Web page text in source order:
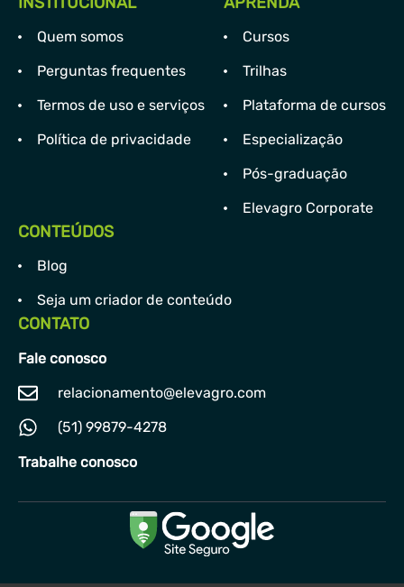
Quem somos
Perguntas frequentes
Termos de uso e serviços
Política de privacidade
Cursos
Trilhas
Plataforma de cursos
Especialização
Pós-graduação
Elevagro Corporate
CONTEÚDOS
Blog
Seja um criador de conteúdo
CONTATO
Fale conosco
relacionamento@elevagro.com
(51) 99879-4278
Trabalhe conosco